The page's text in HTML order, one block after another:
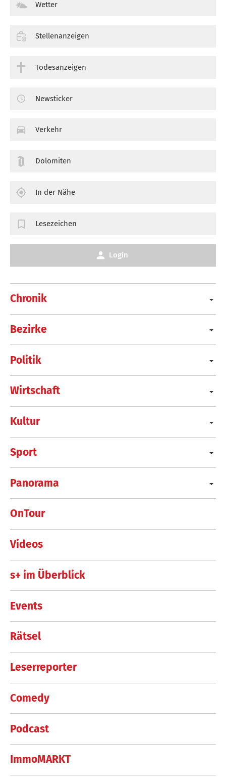
Chronik
Bezirke
Politik
Wirtschaft
Kultur
Sport
Panorama
OnTour
Videos
s+ im Überblick
Events
Rätsel
Leserreporter
Comedy
Podcast
ImmoMARKT
Wetter
Stellenanzeigen
Todesanzeigen
Newsticker
Verkehr
Dolomiten
In der Nähe
Lesezeichen
Login